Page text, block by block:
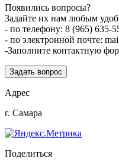
Появились вопросы?
Задайте их нам любым
- по телефону: 8 (965) 635-
- по электронной почте:
-Заполните контактную
Задать вопрос
Адрес
г. Самара
Поделиться